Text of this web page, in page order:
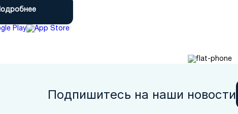
Подпишитесь на наши новости